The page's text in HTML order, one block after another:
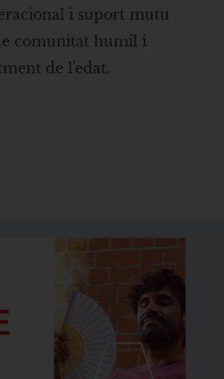
i suport mutu
comunitat humil i
de l'edat.